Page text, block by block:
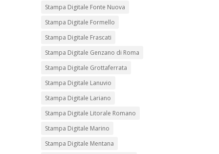
Stampa Digitale Fonte Nuova
Stampa Digitale Formello
Stampa Digitale Frascati
Stampa Digitale Genzano di Roma
Stampa Digitale Grottaferrata
Stampa Digitale Lanuvio
Stampa Digitale Lariano
Stampa Digitale Litorale Romano
Stampa Digitale Marino
Stampa Digitale Mentana